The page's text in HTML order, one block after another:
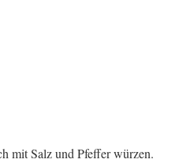
mit Salz und Pfeffer würzen.